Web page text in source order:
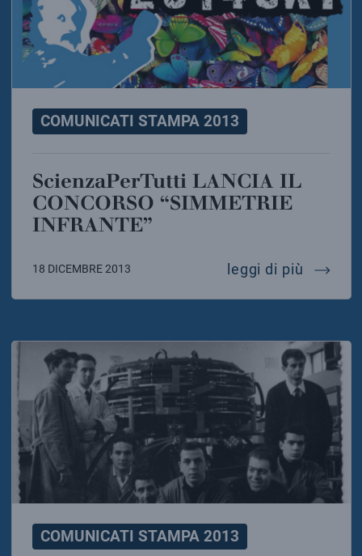
COMUNICATI STAMPA 2013
ScienzaPerTutti LANCIA IL
CONCORSO “SIMMETRIE
INFRANTE”
18 DICEMBRE 2013 leggi di più
COMUNICATI STAMPA 2013